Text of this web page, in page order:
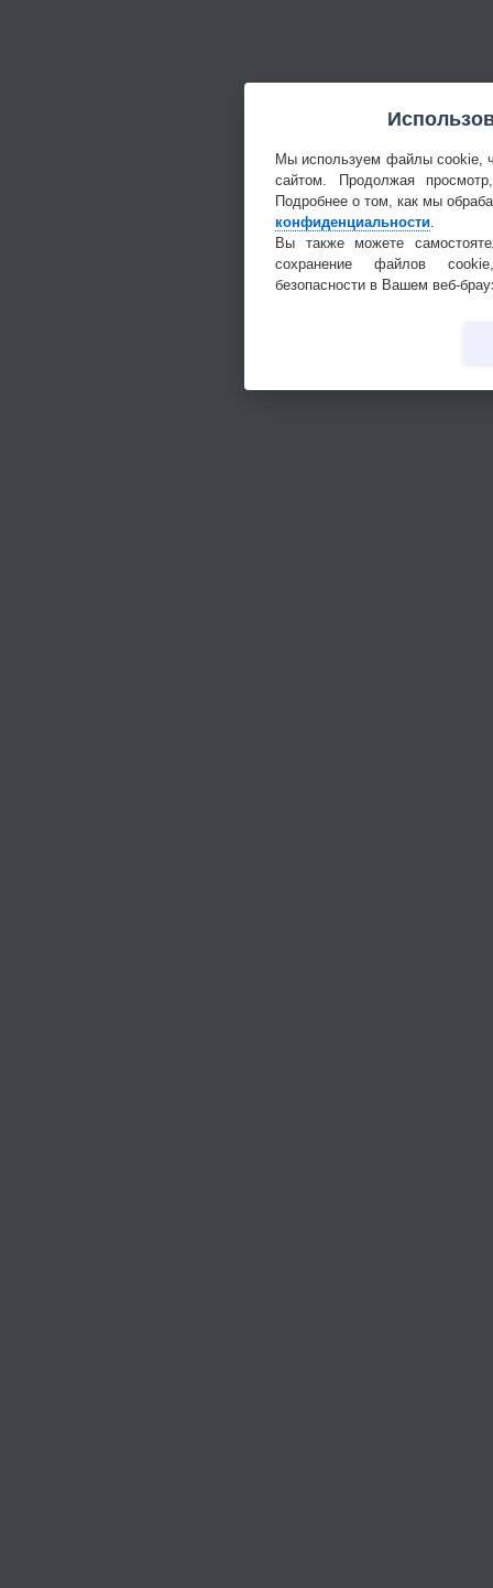
Мы используем файлы cookie,
сайтом. Продолжая
Подробнее о том, как мы
конфиденциальности.
Вы также можете
сохранение файлов
безопасности в Вашем веб-